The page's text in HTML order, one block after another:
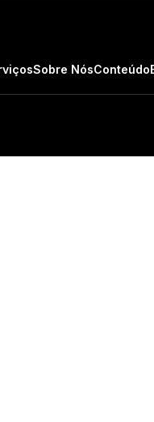
Sobre NósConteúdo